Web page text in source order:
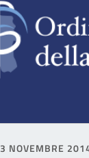
3 NOVEMBRE